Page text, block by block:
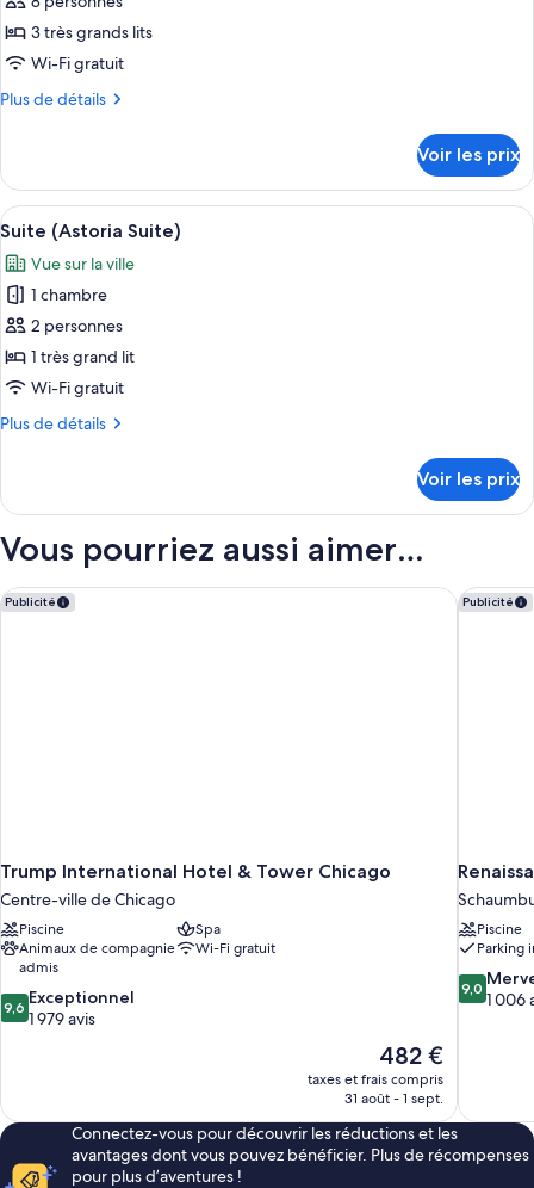
ce
type
chambre :
3
chambres
3 très grands lits
Wi-Fi gratuit
Plus de détails
Plus
le
type
de
chambre
Suite
Présidentielle,
chambres
Voir les prix
Afficher
toutes
les
photos
pour
ce
type
chambre :
Suite)
Une chambre d’hôtel moderne
9
Suite (Astoria Suite)
Vue sur la ville
1 chambre
2 personnes
1 très grand lit
Wi-Fi gratuit
Plus de détails
Plus
le
de
Suite
(Astoria
Voir les prix
Vous pourriez aussi aimer…
Publicité
Trump International Hotel & Tower Chicago
Centre-ville de Chicago
Piscine
Spa
Animaux de compagnie
admis
Wi-Fi gratuit
9.6
sur
9,6 Exceptionnel
1 979 avis
Le
nouveau
prix
de
482 €
482 €
taxes et frais compris
31 août - 1 sept.
Trump International Hotel & Tower Chicago Publicité
Piscine
Parking
9.0
sur
9,0
1 006
Connectez-vous pour découvrir les réductions et les
avantages dont vous pouvez bénéficier. Plus de récompenses
pour plus d’aventures !